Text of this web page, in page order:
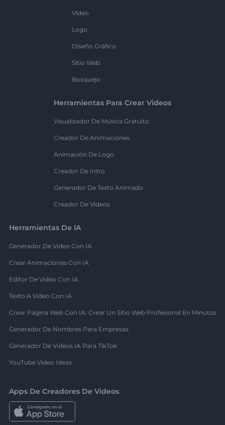
Vídeo
Logo
Diseño Gráfico
Sitio Web
Bosquejo
Herramientas Para Crear Videos
Visualizador De Música Gratuito
Creador De Animaciones
Animación De Logo
Creador De Intro
Generador De Texto Animado
Creador De Videos
Herramientas De IA
Generador De Video Con IA
Crear Animaciones Con IA
Editor De Video Con IA
Texto A Video Con IA
Crear Página Web Con IA: Crear Un Sitio Web Profesional En Minutos
Generador De Nombres Para Empresas
Generador De Videos IA Para TikTok
YouTube Video Ideas
Apps De Creadores De Videos